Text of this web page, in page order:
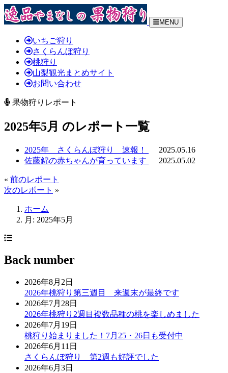
MENU
いちご狩り
さくらんぼ狩り
桃狩り
山梨観光まとめサイト
お問い合わせ
果物狩りレポート
2025年5月 のレポート一覧
2025年 さくらんぼ狩り 速報！
2025.05.16
佐藤錦の赤ちゃんが育っています
2025.05.02
« 前のレポート
次のレポート »
ホーム
月: 2025年5月
Back number
2026年8月2日
2026年桃狩り第三週目 来週末が最終です
2026年7月28日
2026年桃狩り2週目複数品種の桃を楽しめました
2026年7月19日
桃狩り始まりました！7月25・26日も受付中
2026年6月11日
さくらんぼ狩り 第2週も好評でした
2026年6月3日